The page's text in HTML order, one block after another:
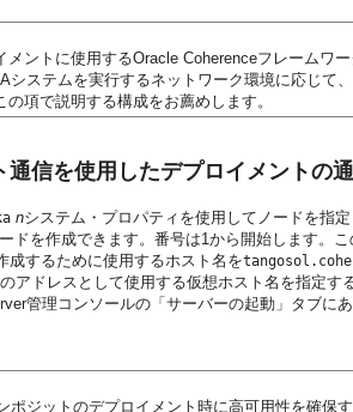
メントに使用するOracle Coherenceフレームワ
システムを実行するネットワーク環境に応じて
の項で説明する構成をお薦めします。
通信を使用したデプロイメントの
nシステム・プロパティを使用してノードを指
ドを作成できます。番号は1から開始します。
成するために使用するホスト名を
アドレスとして使用する仮想ホスト名を指定
管理コンソールの「サーバーの起動」タブに
ポジットのデプロイメント時に高可用性を確保